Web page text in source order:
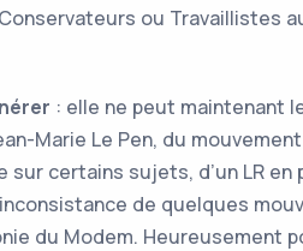
ou
: elle ne peut maintenant
Marie Le Pen, du
sur certains sujets, d’un LR
de quelques
du Modem. Heureusement